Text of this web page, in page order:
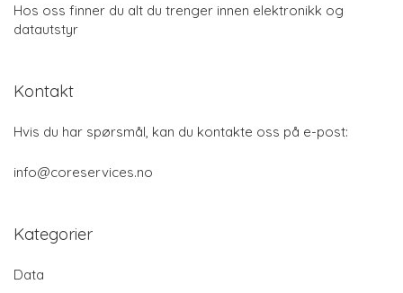
Hos oss finner du alt du trenger innen elektronikk og
datautstyr
Kontakt
Hvis du har spørsmål, kan du kontakte oss på e-post:
info@coreservices.no
Kategorier
Data